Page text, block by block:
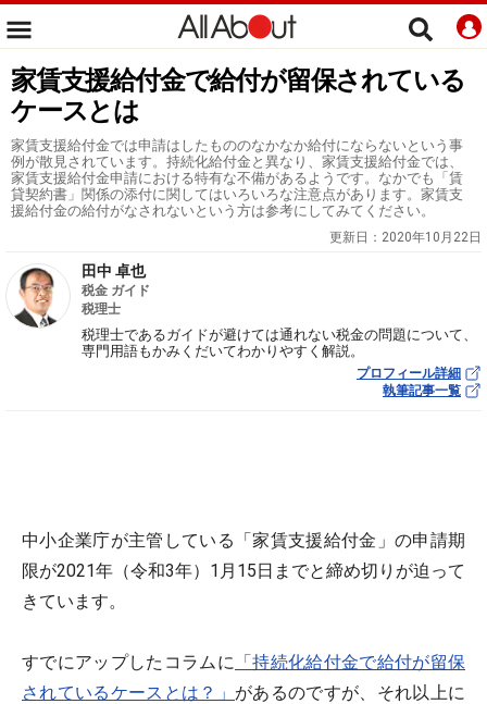
家賃支援給付金で給付が留保されている
ケースとは
家賃支援給付金では申請はしたもののなかなか給付にならないという事
例が散見されています。持続化給付金と異なり、家賃支援給付金では、
家賃支援給付金申請における特有な不備があるようです。なかでも「賃
貸契約書」関係の添付に関してはいろいろな注意点があります。家賃支
援給付金の給付がなされないという方は参考にしてみてください。
更新日： 2020年10月22日
田中 卓也
税金 ガイド
税理士
税理士であるガイドが避けては通れない税金の問題について、
専門用語もかみくだいてわかりやすく解説。
プロフィール詳細
執筆記事一覧
中小企業庁が主管している「家賃支援給付金」の申請期
限が2021年（令和3年）1月15日までと締め切りが迫って
きています。
すでにアップしたコラムに 「持続化給付金で給付が留保
されているケースとは？」 があるのですが、それ以上に